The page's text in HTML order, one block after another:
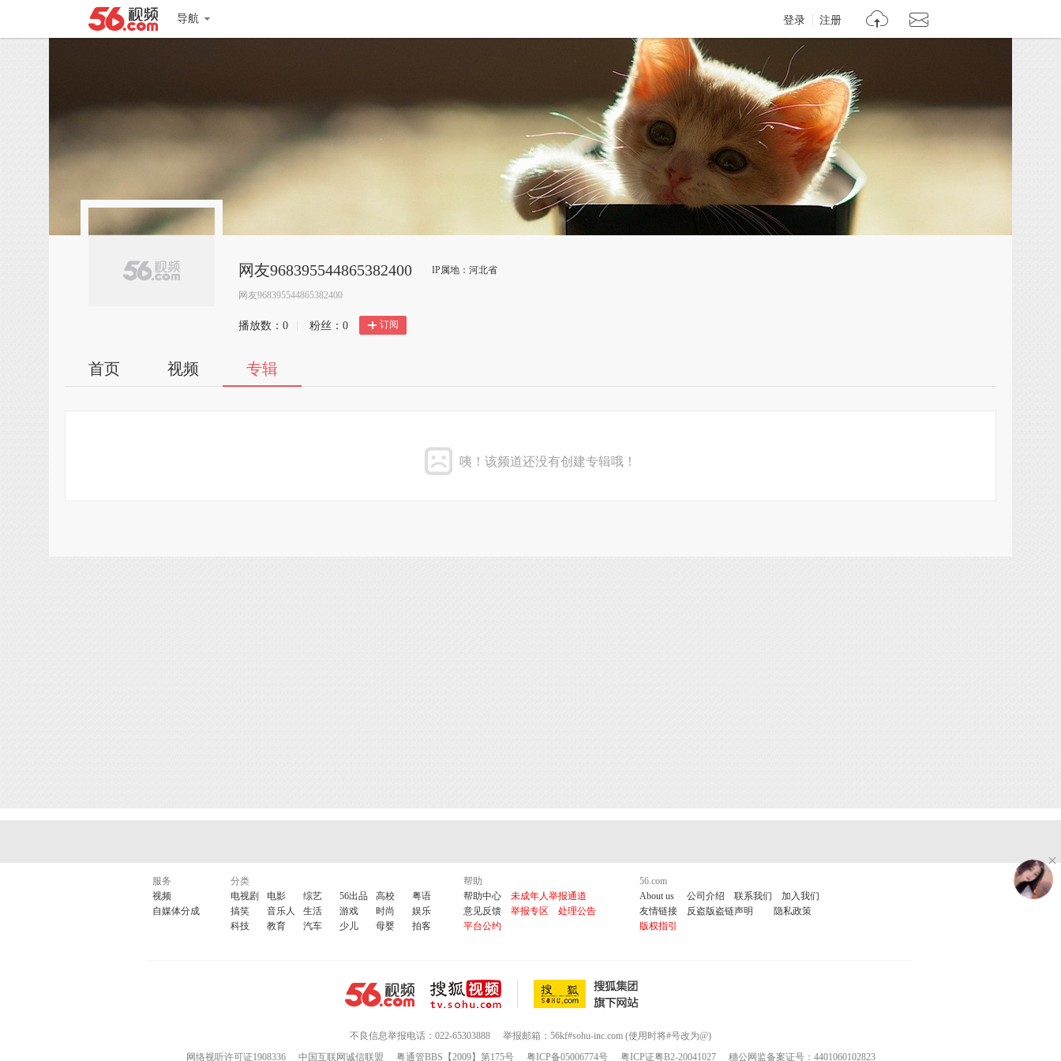
导航 登录 注册
网友968395544865382400 IP属地：河北省
网友968395544865382400
播放数： 0 粉丝： 0 订阅
首页 视频 专辑
咦！该频道还没有创建专辑哦！
服务
视频
自媒体分成
分类
电视剧
电影 综艺 56出品 高校
粤语
搞笑
音乐人 生活 游戏 时尚
娱乐
科技
教育 汽车 少儿 母婴 拍客
帮助
帮助中心
未成年人举报通道
意见反馈
举报专区
处理公告
平台公约
56.com
About us
公司介绍 联系我们
加入我们
友情链接
反盗版盗链声明
隐私政策
版权指引
不良信息举报电话：022-65303888
举报邮箱：56kf#sohu-inc.com (使用时将#号改为@)
网络视听许可证1908336
中国互联网诚信联盟 粤通管BBS【2009】第175号 粤ICP备05006774号 粤ICP证粤B2-20041027 穗公网监备案证号：4401060102823